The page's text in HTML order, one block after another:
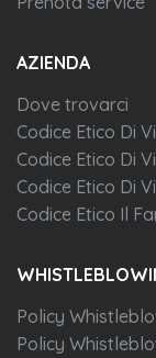
AZIENDA
Dove trovarci
Codice Etico Di
Codice Etico Di
Codice Etico Di
Codice Etico Il
Policy
Policy